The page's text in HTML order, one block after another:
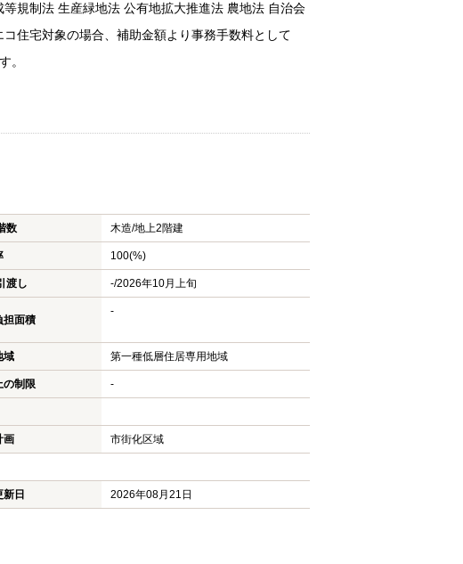
規制法 生産緑地法 公有地拡大推進法 農地法 自治会
住宅対象の場合、補助金額より事務手数料として
す。
数 木造/地上2階建
100(%)
渡し -/2026年10月上旬
担面積
-
域 第一種低層住居専用地域
の制限 -
画 市街化区域
日
2026年08月21日